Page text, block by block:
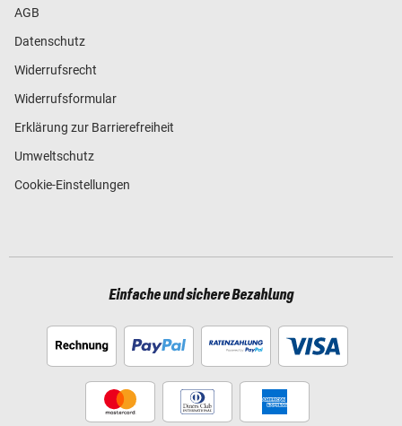
AGB
Datenschutz
Widerrufsrecht
Widerrufsformular
Erklärung zur Barrierefreiheit
Umweltschutz
Cookie-Einstellungen
Einfache und sichere Bezahlung